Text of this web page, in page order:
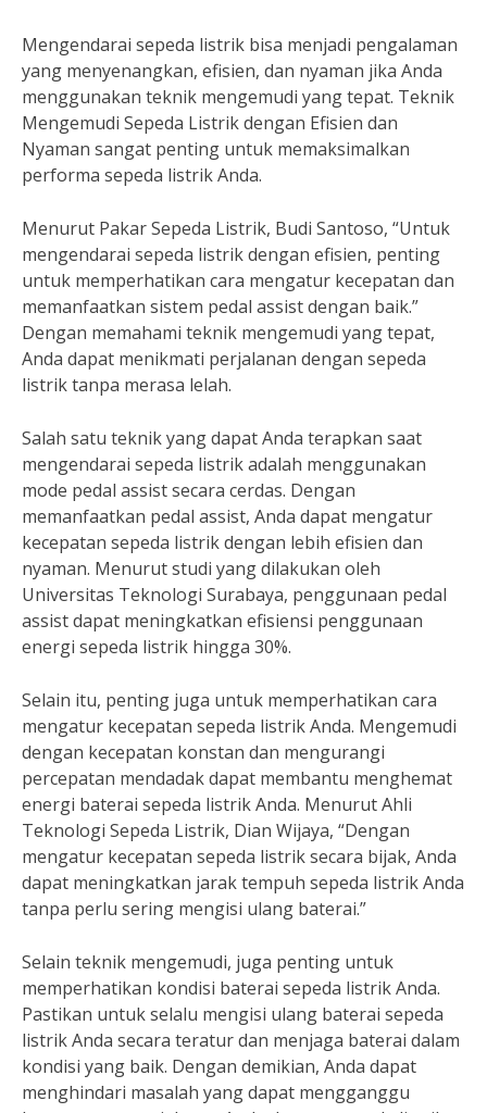
Mengendarai sepeda listrik bisa menjadi pengalaman
yang menyenangkan, efisien, dan nyaman jika Anda
menggunakan teknik mengemudi yang tepat. Teknik
Mengemudi Sepeda Listrik dengan Efisien dan
Nyaman sangat penting untuk memaksimalkan
performa sepeda listrik Anda.
Menurut Pakar Sepeda Listrik, Budi Santoso, “Untuk
mengendarai sepeda listrik dengan efisien, penting
untuk memperhatikan cara mengatur kecepatan dan
memanfaatkan sistem pedal assist dengan baik.”
Dengan memahami teknik mengemudi yang tepat,
Anda dapat menikmati perjalanan dengan sepeda
listrik tanpa merasa lelah.
Salah satu teknik yang dapat Anda terapkan saat
mengendarai sepeda listrik adalah menggunakan
mode pedal assist secara cerdas. Dengan
memanfaatkan pedal assist, Anda dapat mengatur
kecepatan sepeda listrik dengan lebih efisien dan
nyaman. Menurut studi yang dilakukan oleh
Universitas Teknologi Surabaya, penggunaan pedal
assist dapat meningkatkan efisiensi penggunaan
energi sepeda listrik hingga 30%.
Selain itu, penting juga untuk memperhatikan cara
mengatur kecepatan sepeda listrik Anda. Mengemudi
dengan kecepatan konstan dan mengurangi
percepatan mendadak dapat membantu menghemat
energi baterai sepeda listrik Anda. Menurut Ahli
Teknologi Sepeda Listrik, Dian Wijaya, “Dengan
mengatur kecepatan sepeda listrik secara bijak, Anda
dapat meningkatkan jarak tempuh sepeda listrik Anda
tanpa perlu sering mengisi ulang baterai.”
Selain teknik mengemudi, juga penting untuk
memperhatikan kondisi baterai sepeda listrik Anda.
Pastikan untuk selalu mengisi ulang baterai sepeda
listrik Anda secara teratur dan menjaga baterai dalam
kondisi yang baik. Dengan demikian, Anda dapat
menghindari masalah yang dapat mengganggu